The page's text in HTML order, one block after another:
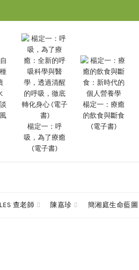
楊定一：呼
吸，為了療癒
(電子書)
楊定一：療癒
的飲食與斷食
(電子書)
查老師 陳嘉珍 簡湘庭生命藍圖